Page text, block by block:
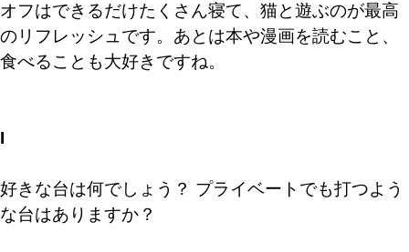
オフはできるだけたくさん寝て、猫と遊ぶのが最高
のリフレッシュです。あとは本や漫画を読むこと、
食べることも大好きですね。
I
好きな台は何でしょう？ プライベートでも打つよう
な台はありますか？